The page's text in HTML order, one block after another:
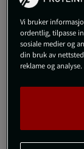
Gratis frakt over 800
SKU #230783995505|
GASP Duffel Bag
Informasjon
Vi bruker
ordentlig, tilpasse
sosiale medier og
din bruk av
reklame og analyse.